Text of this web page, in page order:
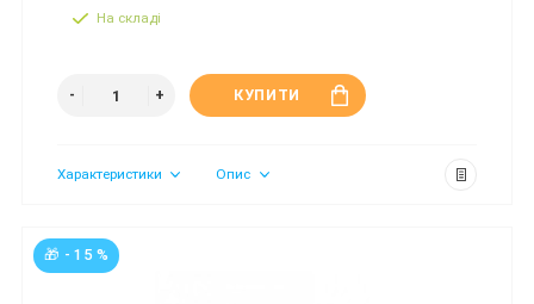
На складі
КУПИТИ
Характеристики Опис
🎁 - 15 %